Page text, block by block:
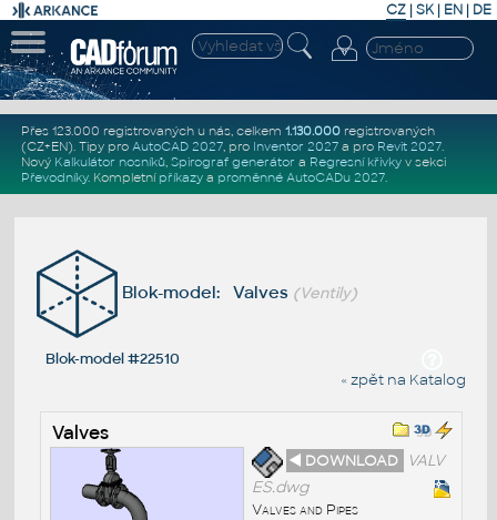
CZ | SK| EN | DE
Přes 123.000 registrovaných u nás, celkem 1.130.000registrovaných
(CZ+EN). Tipy pro AutoCAD 2027, pro Inventor 2027a pro Revit 2027.
Nový Kalkulátor nosníků, Spirograf generátor a Regresní křivkyv sekci
Převodníky. Kompletní příkazya proměnné AutoCADu 2027.
Blok-model: Valves (Ventily)
Blok-model #22510
« zpět na Katalog
Valves
◄ DOWNLOAD
VALV
ES.dwg
Valves and Pipes